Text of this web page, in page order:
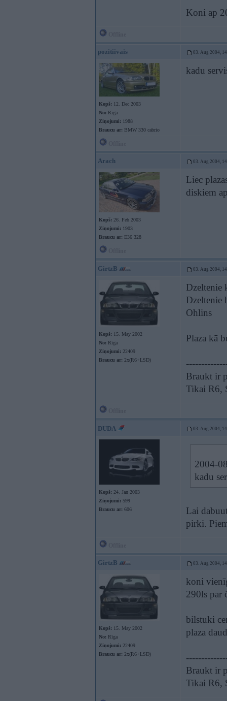
Koni ap
pozitiivais 03. Aug 2004,
Kopš: 12. Dec 2003
No: Rīga
Ziņojumi: 1988
Braucu ar: BMW 330 cabrio
kadu
Arach 03. Aug 2004,
Kopš: 26. Feb 2003
Ziņojumi: 1903
Braucu ar: E36 328
Liec
diskiem
GirtzB 03. Aug 2004,
Kopš: 15. May 2002
No: Rīga
Ziņojumi: 22409
Braucu ar: 2x(R6+LSD)
Dzeltenie
Dzeltenie
Ohlins
Plaza kā
Braukt ir
Tikai R6,
DUDA 03. Aug 2004,
Kopš: 24. Jan 2003
Ziņojumi: 599
Braucu ar: 606
2004-
kadu
Lai
pirki.
GirtzB 03. Aug 2004,
Kopš: 15. May 2002
No: Rīga
Ziņojumi: 22409
Braucu ar: 2x(R6+LSD)
koni
290ls par
bilstuki
plaza
Braukt ir
Tikai R6,